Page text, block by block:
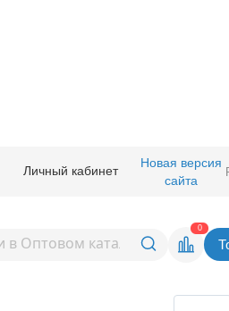
Личный кабинет
Новая версия
сайта
0